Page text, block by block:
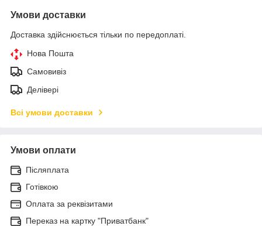
Умови доставки
Доставка здійснюється тільки по передоплаті.
Нова Пошта
Самовивіз
Делівері
Всі умови доставки
Умови оплати
Післяплата
Готівкою
Оплата за реквізитами
Переказ на картку "Приватбанк"